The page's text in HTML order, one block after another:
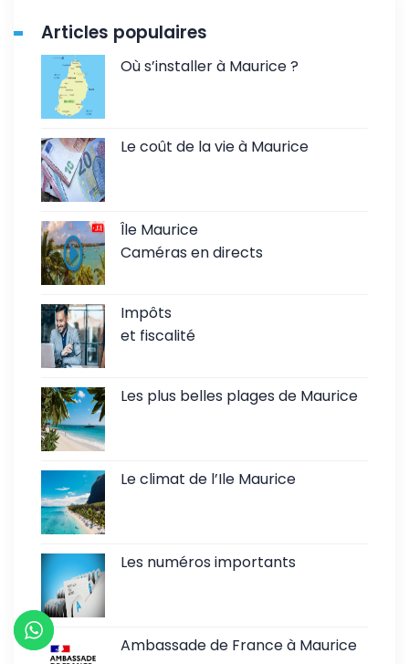
Articles populaires
Où s’installer à Maurice ?
Le coût de la vie à Maurice
Île Maurice
Caméras en directs
Impôts
et fiscalité
Les plus belles plages de Maurice
Le climat de l’Ile Maurice
Les numéros importants
Ambassade de France à Maurice